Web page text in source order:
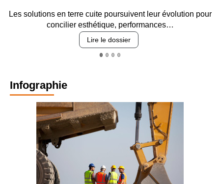
cuite poursuivent leur évolution pour
performances…
Entre circulation,
Infographie